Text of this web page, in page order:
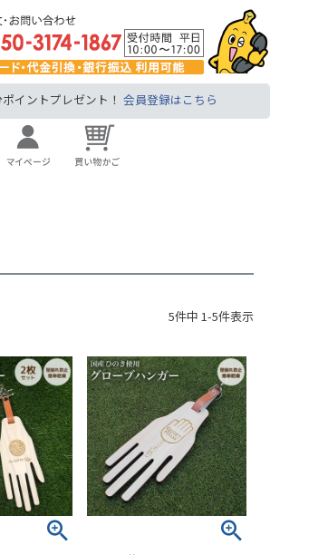
イントプレゼント！ 会員登録はこちら
5件中 1-5件表示